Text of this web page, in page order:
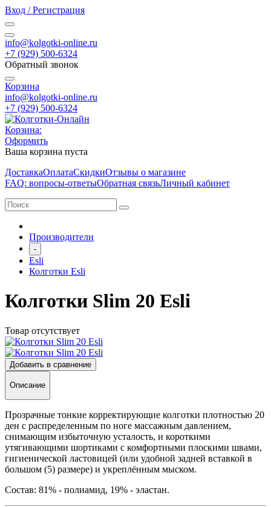
Вход / Регистрация
info@kolgotki-online.ru
+7 (929) 500-6324
Обратный звонок
Корзина
info@kolgotki-online.ru
+7 (929) 500-6324
Корзина:
Оформить
Ваша корзина пуста
ДоставкаОплатаСкидкиОтзывы о магазине
FAQ: вопросы-ответыОбратная связьЛичный кабинет
Производители
-
Esli
Колготки Esli
Колготки Slim 20 Esli
Товар отсутствует
Добавить в сравнение
Описание
Прозрачные тонкие корректирующие колготки плотностью 20
ден с распределенным по ноге массажным давлением,
снимающим избыточную усталость, и короткими
утягивающими шортиками с комфортными плоскими швами,
гигиенической ластовицей (или удобной задней вставкой в
большом (5) размере) и укреплённым мыском.
Состав: 81% - полиамид, 19% - эластан.